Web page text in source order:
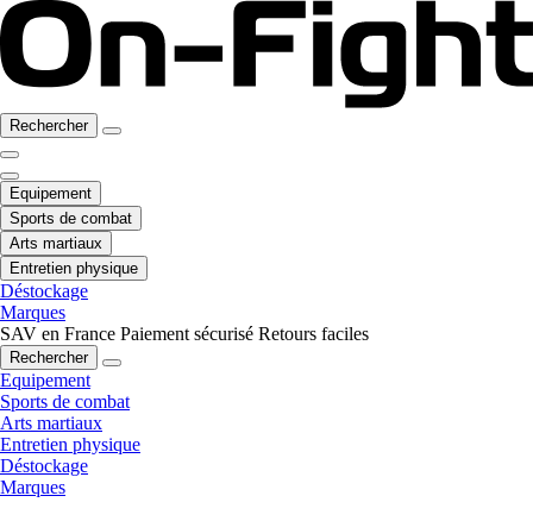
Rechercher
Equipement
Sports de combat
Arts martiaux
Entretien physique
Déstockage
Marques
SAV en France Paiement sécurisé Retours faciles
Rechercher
Equipement
Sports de combat
Arts martiaux
Entretien physique
Déstockage
Marques